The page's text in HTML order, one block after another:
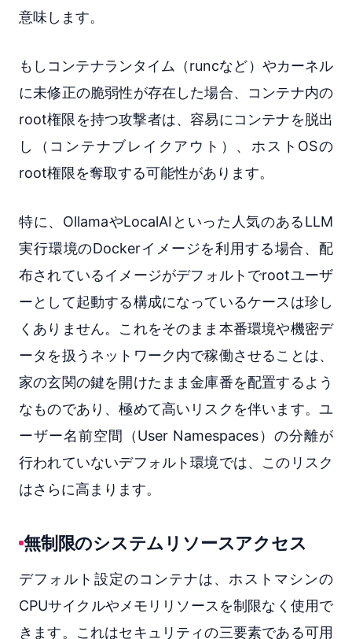
意味します。
もしコンテナランタイム（runcなど）やカーネル
に未修正の脆弱性が存在した場合、コンテナ内の
root権限を持つ攻撃者は、容易にコンテナを脱出
し（コンテナブレイクアウト）、ホストOSの
root権限を奪取する可能性があります。
特に、OllamaやLocalAIといった人気のあるLLM
実行環境のDockerイメージを利用する場合、配
布されているイメージがデフォルトでrootユーザ
ーとして起動する構成になっているケースは珍し
くありません。これをそのまま本番環境や機密デ
ータを扱うネットワーク内で稼働させることは、
家の玄関の鍵を開けたまま金庫番を配置するよう
なものであり、極めて高いリスクを伴います。ユ
ーザー名前空間（User Namespaces）の分離が
行われていないデフォルト環境では、このリスク
はさらに高まります。
無制限のシステムリソースアクセス
デフォルト設定のコンテナは、ホストマシンの
CPUサイクルやメモリリソースを制限なく使用で
きます。これはセキュリティの三要素である可用